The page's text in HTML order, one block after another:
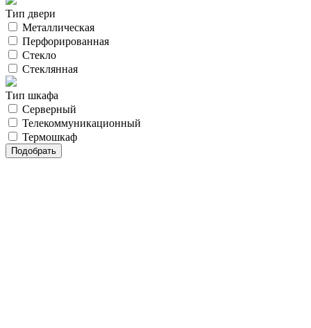
Тип двери
Металлическая
Перфорированная
Стекло
Стеклянная
Тип шкафа
Серверный
Телекоммуникационный
Термошкаф